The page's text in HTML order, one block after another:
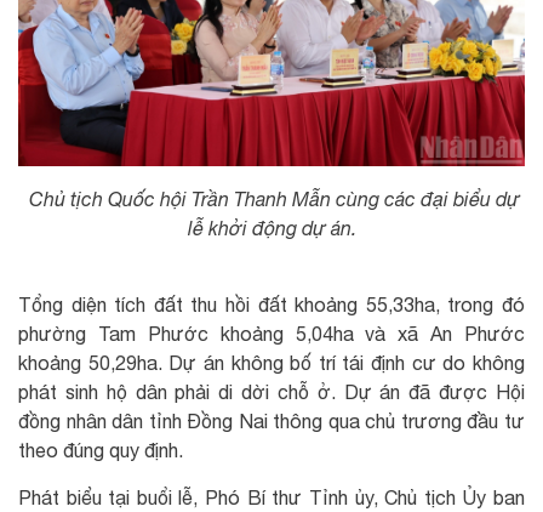
Chủ tịch Quốc hội Trần Thanh Mẫn cùng các đại biểu dự
lễ khởi động dự án.
Tổng diện tích đất thu hồi đất khoảng 55,33ha, trong đó
phường Tam Phước khoảng 5,04ha và xã An Phước
khoảng 50,29ha. Dự án không bố trí tái định cư do không
phát sinh hộ dân phải di dời chỗ ở. Dự án đã được Hội
đồng nhân dân tỉnh Đồng Nai thông qua chủ trương đầu tư
theo đúng quy định.
Phát biểu tại buổi lễ, Phó Bí thư Tỉnh ủy, Chủ tịch Ủy ban